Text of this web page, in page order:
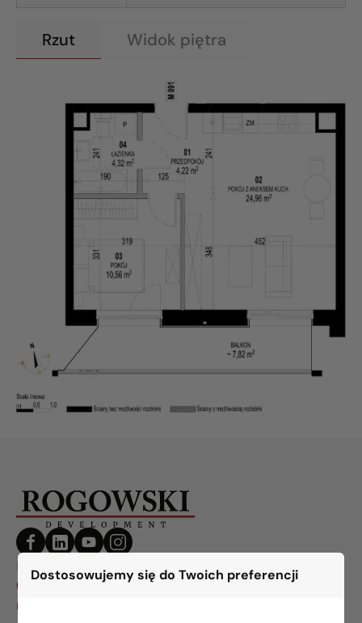
Dostosowujemy się do Twoich preferencji
Rzut Widok piętra
BIURO BIAŁYSTOK
(85) 749 99 09
mieszkania@rogowskidevelopment.pl